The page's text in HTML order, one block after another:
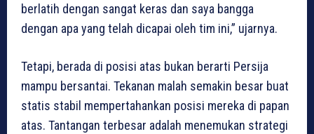
berlatih dengan sangat keras dan saya bangga
dengan apa yang telah dicapai oleh tim ini,” ujarnya.
Tetapi, berada di posisi atas bukan berarti Persija
mampu bersantai. Tekanan malah semakin besar buat
statis stabil mempertahankan posisi mereka di papan
atas. Tantangan terbesar adalah menemukan strategi